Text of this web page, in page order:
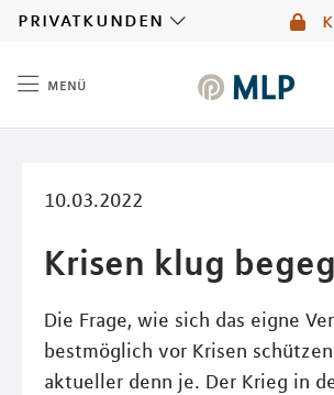
privatkunden
menü
10.03.2022
Krisen klug
Die Frage, wie sich das eigne
bestmöglich vor Krisen
aktueller denn je. Der Krieg in